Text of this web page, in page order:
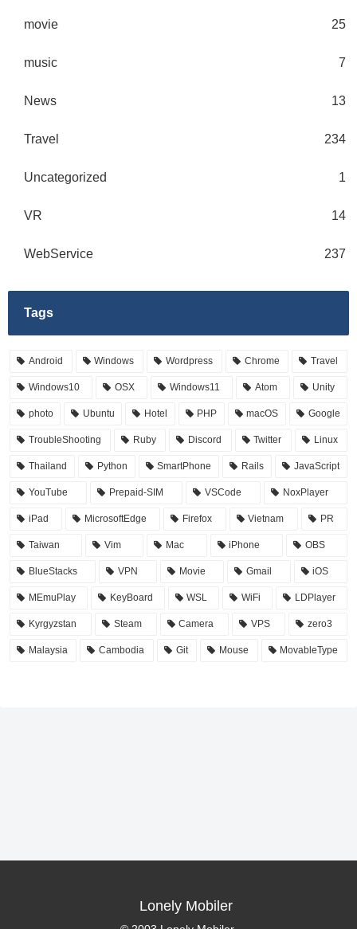
movie 25
music 7
News 13
Travel 234
Uncategorized 1
VR 14
WebService 237
Tags
Android Windows Wordpress Chrome Travel
Windows10 OSX Windows11 Atom Unity
photo Ubuntu Hotel PHP macOS Google
TroubleShooting Ruby Discord Twitter Linux
Thailand Python SmartPhone Rails JavaScript
YouTube Prepaid-SIM VSCode NoxPlayer
iPad MicrosoftEdge Firefox Vietnam PR
Taiwan Vim Mac iPhone OBS
BlueStacks VPN Movie Gmail iOS
MEmuPlay KeyBoard WSL WiFi LDPlayer
Kyrgyzstan Steam Camera VPS zero3
Malaysia Cambodia Git Mouse MovableType
Lonely Mobiler